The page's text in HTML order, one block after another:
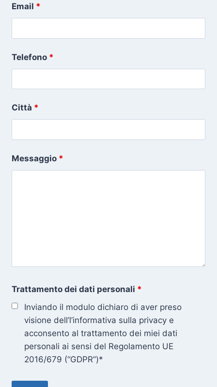
Email *
Telefono *
Città *
Messaggio *
Trattamento dei dati personali *
Inviando il modulo dichiaro di aver preso
visione dell’l’informativa sulla privacy e
acconsento al trattamento dei miei dati
personali ai sensi del Regolamento UE
2016/679 (“GDPR”)*